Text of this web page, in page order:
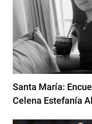
Santa María:
Celena Estefanía